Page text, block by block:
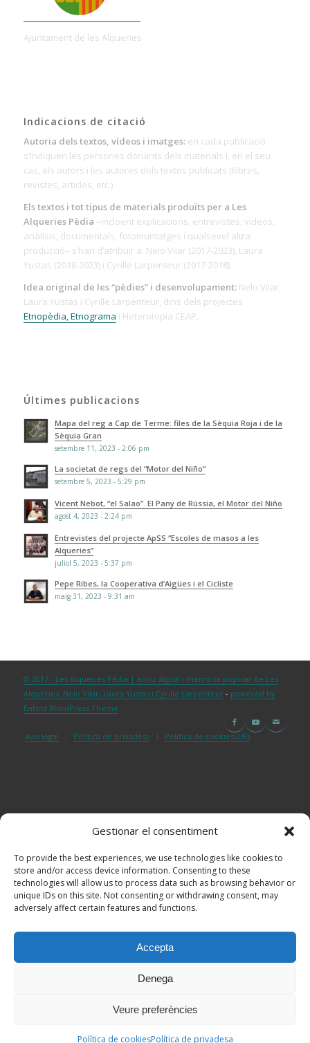
Gestionar el consentiment
To provide the best experiences, we use technologies like cookies to
store and/or access device information. Consenting to these
technologies will allow us to process data such as browsing behavior or
unique IDs on this site. Not consenting or withdrawing consent, may
adversely affect certain features and functions.
Accepta
Denega
Veure preferències
Política de cookiesPolítica de privadesa
Ajuntament de les Alqueries
Indicacions de citació
Autoria dels textos, vídeos i imatges:en cada publicació
s’indiquen les persones donants dels materials i, en el seu
cas, els autors i les autores dels textos publicats (llibres,
revistes, articles, etc.).
Els textos i tot tipus de materials produïts per a Les
Alqueries Pèdia –incloent explicacions, entrevistes, vídeos,
anàlisis, documentals, fotomuntatges i qualsevol altra
producció– s’han d’atribuir a: Nelo Vilar (2017-2023), Laura
Yustas (2018-2023) i Cyrille Larpenteur (2017-2018).
Idea original de les “pèdies” i desenvolupament:Nelo Vilar,
Laura Yustas i Cyrille Larpenteur, dins dels projectes
Etnopèdia, Etnograma i Heterotopia CEAP.
Últimes publicacions
Mapa del reg a Cap de Terme: files de la Sèquia Roja i de la
Sèquia Gran
setembre 11, 2023 - 2:06 pm
La societat de regs del “Motor del Niño”
setembre 5, 2023 - 5:29 pm
Vicent Nebot, “el Salao”. El Pany de Rússia, el Motor del Niño
agost 4, 2023 - 2:24 pm
Entrevistes del projecte ApSS “Escoles de masos a les
Alqueries”
juliol 5, 2023 - 5:37 pm
Pepe Ribes, la Cooperativa d’Aigües i el Cicliste
maig 31, 2023 - 9:31 am
© 2017 - Les Alqueries Pèdia | arxiu digital i memòria popular de Les
Alqueries: Nelo Vilar, Laura Yustas i Cyrille Larpenteur - powered by
Enfold WordPress Theme
Avís legal Política de privadesa Política de cookies (UE)